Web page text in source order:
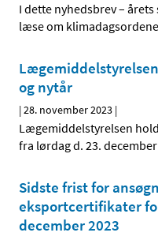
I dette nyhedsbrev –
læse om
og nytår
|28. november 2023 |
Lægemiddelstyrelsen
fra lørdag d. 23.
Sidste frist for
eksportcertifikater
december 2023